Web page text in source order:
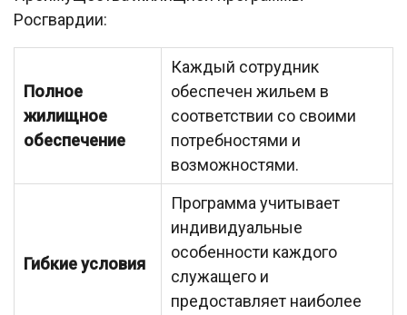
Росгвардии:
Полное
жилищное
обеспечение
Каждый сотрудник
обеспечен жильем в
соответствии со своими
потребностями и
возможностями.
Гибкие условия
Программа учитывает
индивидуальные
особенности каждого
служащего и
предоставляет наиболее